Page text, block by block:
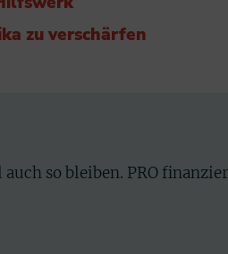
zu verschärfen
so bleiben. PRO